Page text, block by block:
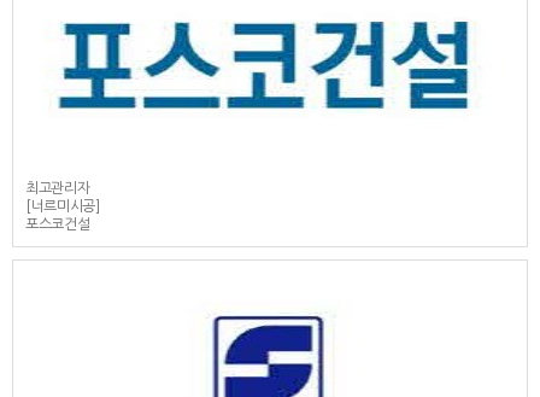
최고관리자
[너르미시공]
포스코건설